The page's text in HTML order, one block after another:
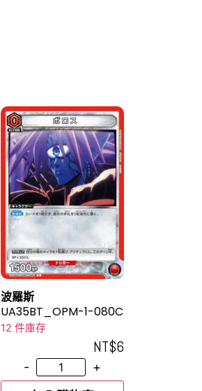
波羅斯
UA35BT_OPM-1-080C
12 件庫存
NT$6
-
+